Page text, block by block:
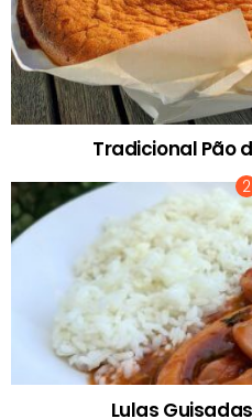
Tradicional Pão
Lulas